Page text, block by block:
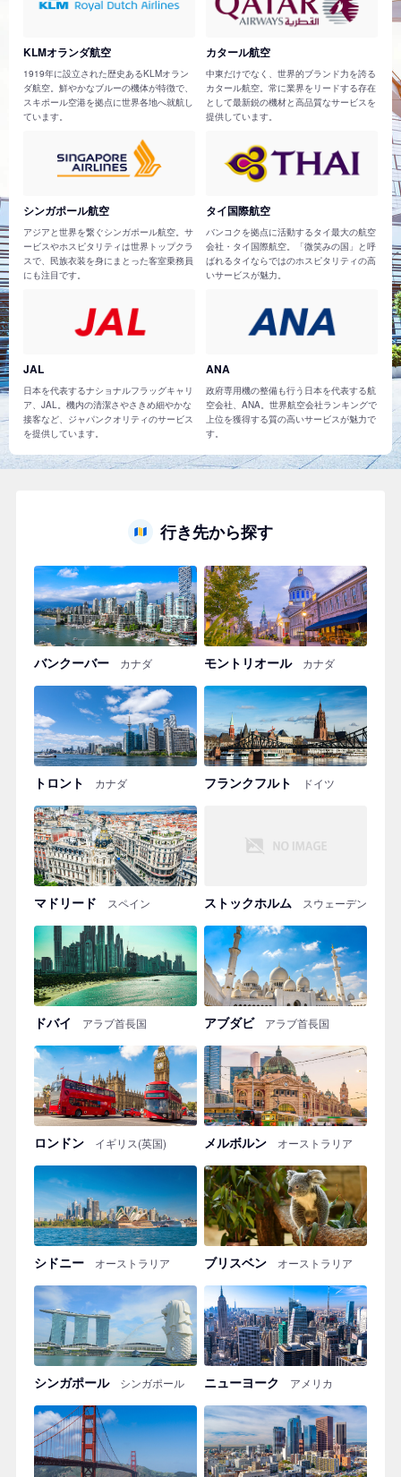
KLMオランダ航空
1919年に設立された歴史あるKLMオラン
ダ航空。鮮やかなブルーの機体が特徴で、
スキポール空港を拠点に世界各地へ就航し
ています。
カタール航空
中東だけでなく、世界的ブランド力を誇る
カタール航空。常に業界をリードする存在
として最新鋭の機材と高品質なサービスを
提供しています。
シンガポール航空
アジアと世界を繋ぐシンガポール航空。サ
ービスやホスピタリティは世界トップクラ
スで、民族衣装を身にまとった客室乗務員
にも注目です。
タイ国際航空
バンコクを拠点に活動するタイ最大の航空
会社・タイ国際航空。「微笑みの国」と呼
ばれるタイならではのホスピタリティの高
いサービスが魅力。
JAL
日本を代表するナショナルフラッグキャリ
ア、JAL。機内の清潔さやさきめ細やかな
接客など、ジャパンクオリティのサービス
を提供しています。
ANA
政府専用機の整備も行う日本を代表する航
空会社、ANA。世界航空会社ランキングで
上位を獲得する質の高いサービスが魅力で
す。
行き先から探す
バンクーバー カナダ モントリオール カナダ
トロント カナダ フランクフルト ドイツ
マドリード スペイン ストックホルム スウェーデン
ドバイ アラブ首長国 アブダビ アラブ首長国
ロンドン イギリス(英国) メルボルン オーストラリア
シドニー オーストラリア ブリスベン オーストラリア
シンガポール シンガポール ニューヨーク アメリカ